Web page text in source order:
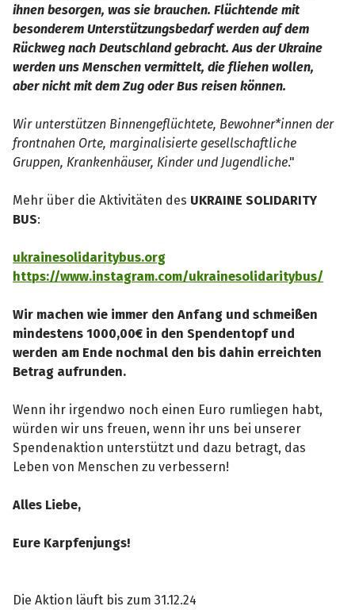
ihnen besorgen, was sie brauchen. Flüchtende mit
besonderem Unterstützungsbedarf werden auf dem
Rückweg nach Deutschland gebracht. Aus der Ukraine
werden uns Menschen vermittelt, die fliehen wollen,
aber nicht mit dem Zug oder Bus reisen können.
Wir unterstützen Binnengeflüchtete, Bewohner*innen der
frontnahen Orte, marginalisierte gesellschaftliche
Gruppen, Krankenhäuser, Kinder und Jugendliche."
Mehr über die Aktivitäten des UKRAINE SOLIDARITY
BUS:
ukrainesolidaritybus.org
https://www.instagram.com/ukrainesolidaritybus/
Wir machen wie immer den Anfang und schmeißen
mindestens 1000,00€ in den Spendentopf und
werden am Ende nochmal den bis dahin erreichten
Betrag aufrunden.
Wenn ihr irgendwo noch einen Euro rumliegen habt,
würden wir uns freuen, wenn ihr uns bei unserer
Spendenaktion unterstützt und dazu betragt, das
Leben von Menschen zu verbessern!
Alles Liebe,
Eure Karpfenjungs!
Die Aktion läuft bis zum 31.12.24